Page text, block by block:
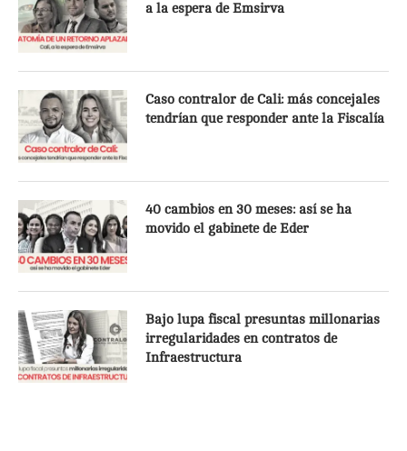
a la espera de Emsirva
Caso contralor de Cali: más concejales
tendrían que responder ante la Fiscalía
40 cambios en 30 meses: así se ha
movido el gabinete de Eder
Bajo lupa fiscal presuntas millonarias
irregularidades en contratos de
Infraestructura